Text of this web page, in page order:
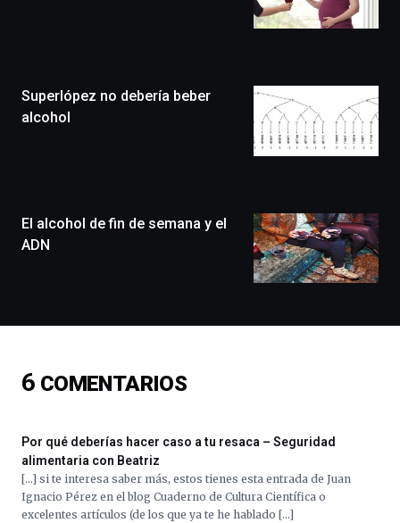
un
festival
monólogos,
exposiciones,
de
16
al
octubre.
La
Superlópez no debería beber
alcohol
El alcohol de fin de semana y el
ADN
6 COMENTARIOS
Por qué deberías hacer caso a tu resaca – Seguridad
alimentaria con Beatriz
[…] si te interesa saber más, estos tienes esta entrada de Juan
Ignacio Pérez en el blog Cuaderno de Cultura Científica o
excelentes artículos (de los que ya te he hablado […]